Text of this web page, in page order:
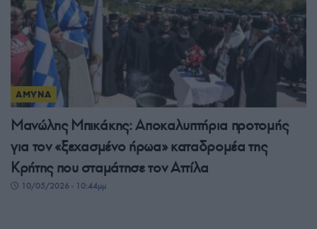
ΑΜΥΝΑ
Μανώλης Μπικάκης: Αποκαλυπτήρια προτομής
για τον «ξεχασμένο ήρωα» καταδρομέα της
Κρήτης που σταμάτησε τον Αττίλα
10/05/2026 - 10:44μμ